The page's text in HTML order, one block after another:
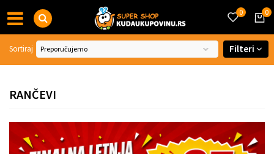
0
0
RANČEVI
Sortiraj Filteri